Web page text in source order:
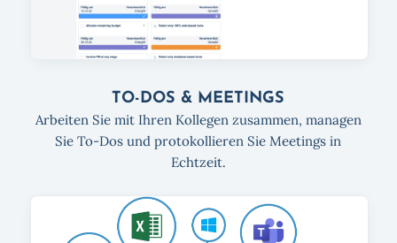
TO-DOS & MEETINGS
Arbeiten Sie mit Ihren Kollegen zusammen, managen
Sie To-Dos und protokollieren Sie Meetings in
Echtzeit.